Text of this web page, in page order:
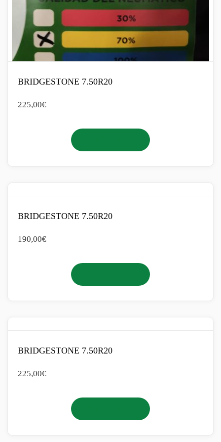
BRIDGESTONE 7.50R20
225,00€
BRIDGESTONE 7.50R20
190,00€
BRIDGESTONE 7.50R20
225,00€